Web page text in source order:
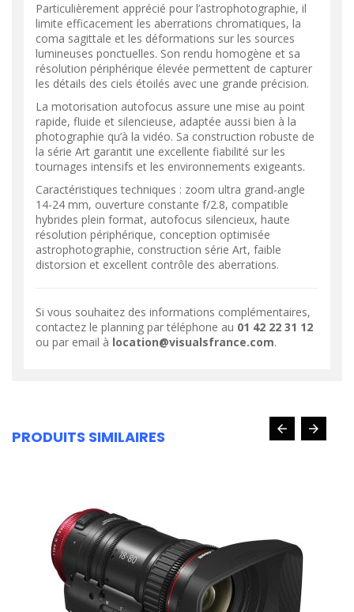
Particulièrement apprécié pour l’astrophotographie, il
limite efficacement les aberrations chromatiques, la
coma sagittale et les déformations sur les sources
lumineuses ponctuelles. Son rendu homogène et sa
résolution périphérique élevée permettent de capturer
les détails des ciels étoilés avec une grande précision.
La motorisation autofocus assure une mise au point
rapide, fluide et silencieuse, adaptée aussi bien à la
photographie qu’à la vidéo. Sa construction robuste de
la série Art garantit une excellente fiabilité sur les
tournages intensifs et les environnements exigeants.
Caractéristiques techniques : zoom ultra grand-angle
14-24 mm, ouverture constante f/2.8, compatible
hybrides plein format, autofocus silencieux, haute
résolution périphérique, conception optimisée
astrophotographie, construction série Art, faible
distorsion et excellent contrôle des aberrations.
Si vous souhaitez des informations complémentaires,
contactez le planning par téléphone au 01 42 22 31 12
ou par email à location@visualsfrance.com.
PRODUITS SIMILAIRES